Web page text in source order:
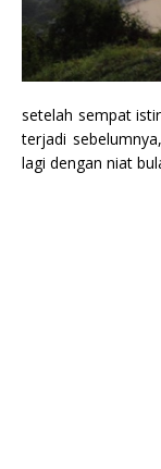
setelah sempat
terjadi
lagi dengan niat